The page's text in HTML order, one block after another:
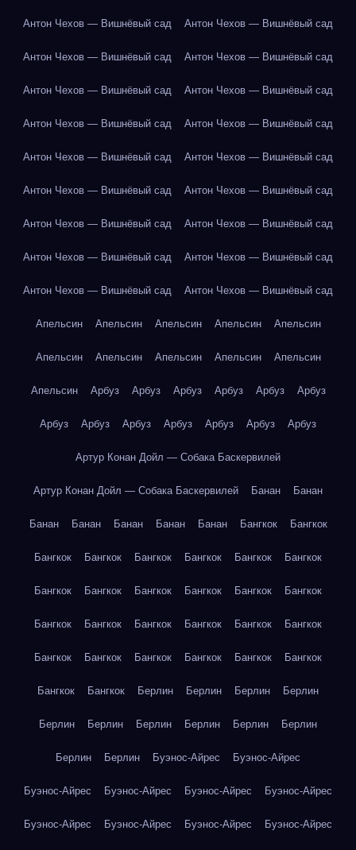
Антон Чехов — Вишнёвый сад Антон Чехов — Вишнёвый сад
Антон Чехов — Вишнёвый сад Антон Чехов — Вишнёвый сад
Антон Чехов — Вишнёвый сад Антон Чехов — Вишнёвый сад
Антон Чехов — Вишнёвый сад Антон Чехов — Вишнёвый сад
Антон Чехов — Вишнёвый сад Антон Чехов — Вишнёвый сад
Антон Чехов — Вишнёвый сад Антон Чехов — Вишнёвый сад
Антон Чехов — Вишнёвый сад Антон Чехов — Вишнёвый сад
Антон Чехов — Вишнёвый сад Антон Чехов — Вишнёвый сад
Антон Чехов — Вишнёвый сад Антон Чехов — Вишнёвый сад
Апельсин Апельсин Апельсин Апельсин Апельсин
Апельсин Апельсин Апельсин Апельсин Апельсин
Апельсин Арбуз Арбуз Арбуз Арбуз Арбуз Арбуз
Арбуз Арбуз Арбуз Арбуз Арбуз Арбуз Арбуз
Артур Конан Дойл — Собака Баскервилей
Артур Конан Дойл — Собака Баскервилей Банан Банан
Банан Банан Банан Банан Банан Бангкок Бангкок
Бангкок Бангкок Бангкок Бангкок Бангкок Бангкок
Бангкок Бангкок Бангкок Бангкок Бангкок Бангкок
Бангкок Бангкок Бангкок Бангкок Бангкок Бангкок
Бангкок Бангкок Бангкок Бангкок Бангкок Бангкок
Бангкок Бангкок Берлин Берлин Берлин Берлин
Берлин Берлин Берлин Берлин Берлин Берлин
Берлин Берлин Буэнос-Айрес Буэнос-Айрес
Буэнос-Айрес Буэнос-Айрес Буэнос-Айрес Буэнос-Айрес
Буэнос-Айрес Буэнос-Айрес Буэнос-Айрес Буэнос-Айрес